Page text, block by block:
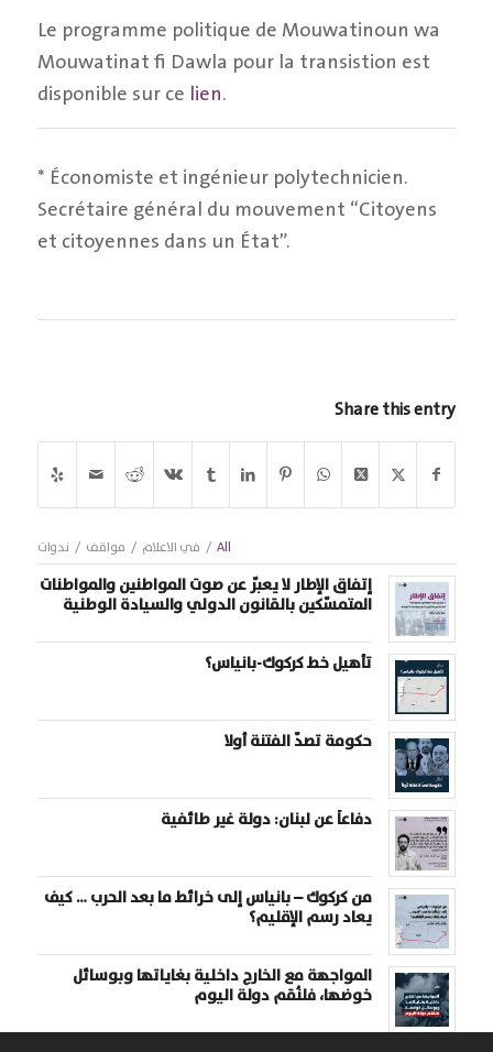
Le programme politique de Mouwatinoun wa
Mouwatinat fi Dawla pour la transistion est
disponible sur ce lien.
* Économiste et ingénieur polytechnicien.
Secrétaire général du mouvement “Citoyens
et citoyennes dans un État”.
Share this entry
All
/ في الاعلام / مواقف / ندوات
إتفاق الإطار لا يعبّر عن صوت المواطنين والمواطنات
المتمسّكين بالقانون الدولي والسيادة الوطنية
تأهيل خط كركوك-بانياس؟
حكومة تصدّ الفتنة أولا
دفاعاً عن لبنان: دولة غير طائفية
من كركوك – بانياس إلى خرائط ما بعد الحرب … كيف
يعاد رسم الإقليم؟
المواجهة مع الخارج داخلية بغاياتها وبوسائل
خوضها، فلنُقم دولة اليوم